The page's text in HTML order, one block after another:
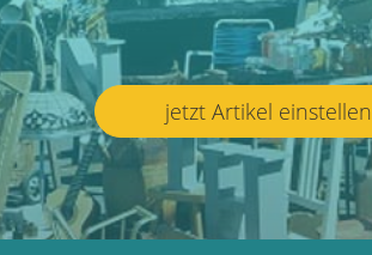
jetzt Artikel einstellen